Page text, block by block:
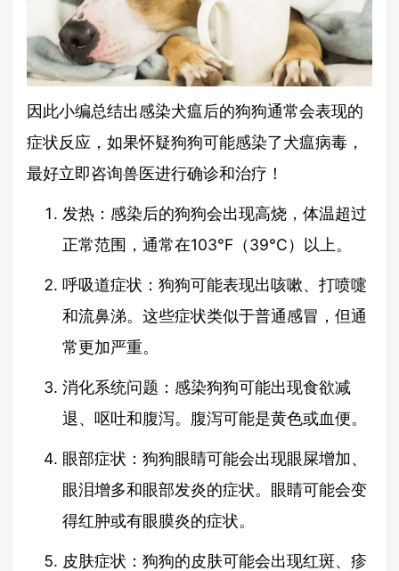
因此小编总结出感染犬瘟后的狗狗通常会表现的
症状反应，如果怀疑狗狗可能感染了犬瘟病毒，
最好立即咨询兽医进行确诊和治疗！
发热：感染后的狗狗会出现高烧，体温超过
正常范围，通常在103°F（39°C）以上。
呼吸道症状：狗狗可能表现出咳嗽、打喷嚏
和流鼻涕。这些症状类似于普通感冒，但通
常更加严重。
消化系统问题：感染狗狗可能出现食欲减
退、呕吐和腹泻。腹泻可能是黄色或血便。
眼部症状：狗狗眼睛可能会出现眼屎增加、
眼泪增多和眼部发炎的症状。眼睛可能会变
得红肿或有眼膜炎的症状。
皮肤症状：狗狗的皮肤可能会出现红斑、疹